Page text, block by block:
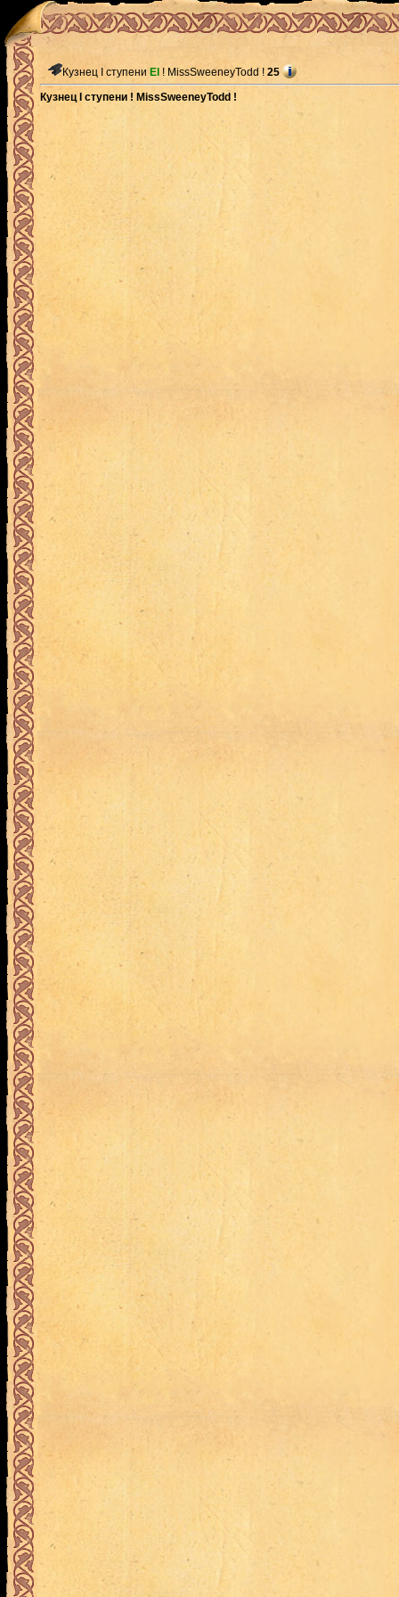
Кузнец I ступени El ! MissSweeneyTodd ! 25
Кузнец I ступени ! MissSweeneyTodd !